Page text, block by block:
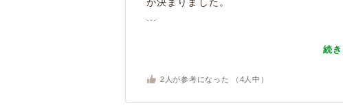
続
2 人が参考になった （ 4 人中）